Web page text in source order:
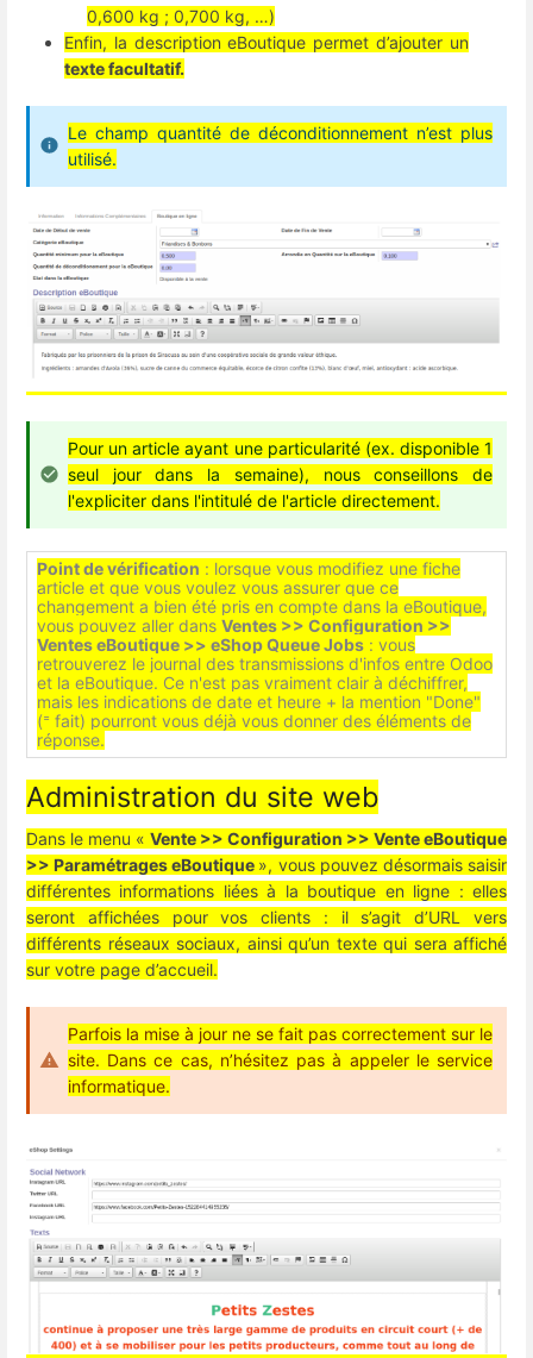
0,600 kg ; 0,700 kg, …)
Enfin, la description eBoutique permet d’ajouter un
texte facultatif.
Le champ quantité de déconditionnement n’est plus
utilisé.
Pour un article ayant une particularité (ex. disponible 1
seul jour dans la semaine), nous conseillons de
l'expliciter dans l'intitulé de l'article directement.
Point de vérification : lorsque vous modifiez une fiche
article et que vous voulez vous assurer que ce
changement a bien été pris en compte dans la eBoutique,
vous pouvez aller dans Ventes >> Configuration >>
Ventes eBoutique >> eShop Queue Jobs : vous
retrouverez le journal des transmissions d'infos entre Odoo
et la eBoutique. Ce n'est pas vraiment clair à déchiffrer,
mais les indications de date et heure + la mention "Done"
(⁼ fait) pourront vous déjà vous donner des éléments de
réponse.
Administration du site web
Dans le menu « Vente >> Configuration >> Vente eBoutique
>> Paramétrages eBoutique », vous pouvez désormais saisir
différentes informations liées à la boutique en ligne : elles
seront affichées pour vos clients : il s’agit d’URL vers
différents réseaux sociaux, ainsi qu’un texte qui sera affiché
sur votre page d’accueil.
Parfois la mise à jour ne se fait pas correctement sur le
site. Dans ce cas, n’hésitez pas à appeler le service
informatique.